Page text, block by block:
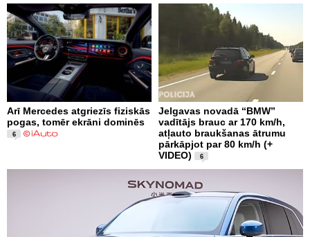
Arī Mercedes atgriezīs fiziskās
pogas, tomēr ekrāni dominēs
6
Jelgavas novadā “BMW”
vadītājs brauc ar 170 km/h,
atļauto braukšanas ātrumu
pārkāpjot par 80 km/h (+
VIDEO)
6